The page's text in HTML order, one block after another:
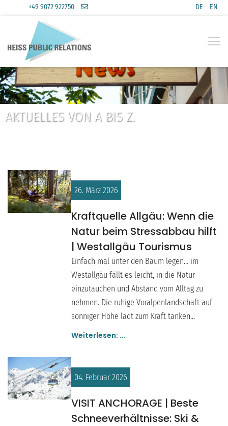
Sprache
DE EN
+49 9072 922750
AKTUELLES VON A BIS Z.
26. März 2026
Kraftquelle Allgäu: Wenn die
Natur beim Stressabbau hilft
| Westallgäu Tourismus
Einfach mal unter den Baum legen… im
Westallgäu fällt es leicht, in die Natur
einzutauchen und Abstand vom Alltag zu
nehmen. Die ruhige Voralpenlandschaft auf
sonniger Höhe lädt zum Kraft tanken...
Weiterlesen: ...
04. Februar 2026
VISIT ANCHORAGE | Beste
Schneeverhältnisse: Ski &